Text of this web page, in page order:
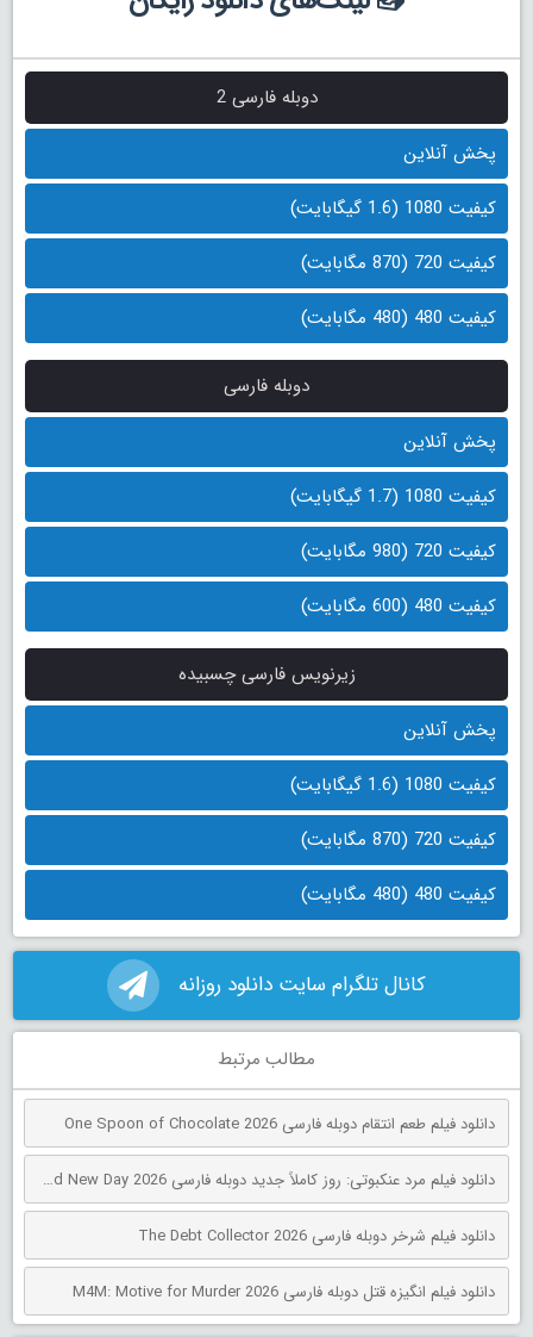
دوبله فارسی 2
پخش آنلاین
کیفیت 1080 (1.6 گیگابایت)
کیفیت 720 (870 مگابایت)
کیفیت 480 (480 مگابایت)
دوبله فارسی
پخش آنلاین
کیفیت 1080 (1.7 گیگابایت)
کیفیت 720 (980 مگابایت)
کیفیت 480 (600 مگابایت)
زیرنویس فارسی چسبیده
پخش آنلاین
کیفیت 1080 (1.6 گیگابایت)
کیفیت 720 (870 مگابایت)
کیفیت 480 (480 مگابایت)
کانال تلگرام سایت دانلود روزانه
مطالب مرتبط
دانلود فیلم طعم انتقام دوبله فارسی One Spoon of Chocolate 2026
دانلود فیلم مرد عنکبوتی: روز کاملاً جدید دوبله فارسی Spider-Man: Brand New Day 2026
دانلود فیلم شرخر دوبله فارسی The Debt Collector 2026
دانلود فیلم انگیزه قتل دوبله فارسی M4M: Motive for Murder 2026